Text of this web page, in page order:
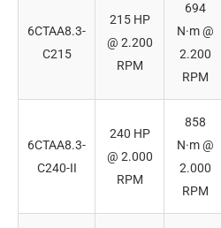
6CTAA8.3-
C215
215 HP
@ 2.200
RPM
694
N·m @
2.200
RPM
6CTAA8.3-
C240-II
240 HP
@ 2.000
RPM
858
N·m @
2.000
RPM